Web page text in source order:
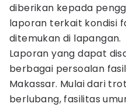
diberikan kepada
laporan terkait kondisi
ditemukan di lapangan.
Laporan yang dapat
berbagai persoalan
Makassar. Mulai dari
berlubang, fasilitas